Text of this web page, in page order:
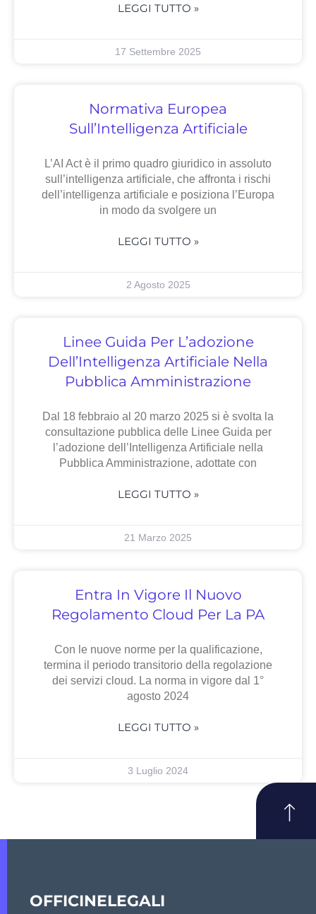
LEGGI TUTTO »
17 Settembre 2025
Normativa Europea
Sull’Intelligenza Artificiale
L’AI Act è il primo quadro giuridico in assoluto
sull’intelligenza artificiale, che affronta i rischi
dell’intelligenza artificiale e posiziona l’Europa
in modo da svolgere un
LEGGI TUTTO »
2 Agosto 2025
Linee Guida Per L’adozione
Dell’Intelligenza Artificiale Nella
Pubblica Amministrazione
Dal 18 febbraio al 20 marzo 2025 si è svolta la
consultazione pubblica delle Linee Guida per
l’adozione dell’Intelligenza Artificiale nella
Pubblica Amministrazione, adottate con
LEGGI TUTTO »
21 Marzo 2025
Entra In Vigore Il Nuovo
Regolamento Cloud Per La PA
Con le nuove norme per la qualificazione,
termina il periodo transitorio della regolazione
dei servizi cloud. La norma in vigore dal 1°
agosto 2024
LEGGI TUTTO »
3 Luglio 2024
OFFICINELEGALI